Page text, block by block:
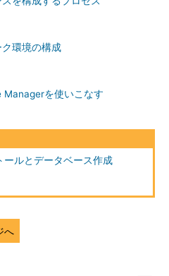
リを指定することが望ましいで
配下にORACLE_HOMEを作成す
ジョン管理やアップグレードが容
bです。
（DBCA）を使用してデータベ
い項目を1つ選択してください。
設定
環境の構成
Managerを使いこなす
ールとデータベース作成
へ